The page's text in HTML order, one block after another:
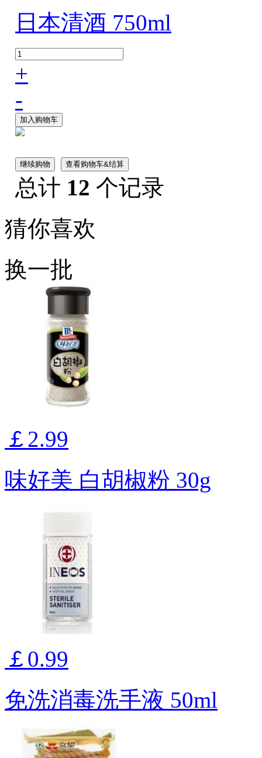
日本清酒 750ml
+
-
加入购物车
继续购物 查看购物车&结算
总计 12 个记录
猜你喜欢
换一批
￡2.99
味好美 白胡椒粉 30g
￡0.99
免洗消毒洗手液 50ml